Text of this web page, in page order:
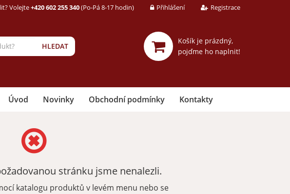
Volejte+420 602 255 340(Po-Pá 8-17 hodin) Přihlášení Registrace
HLEDAT
Košík je prázdný,
pojďme ho naplnit!
Úvod Novinky Obchodní podmínky Kontakty
stránku jsme nenalezli.
katalogu produktů v levém menu nebo se